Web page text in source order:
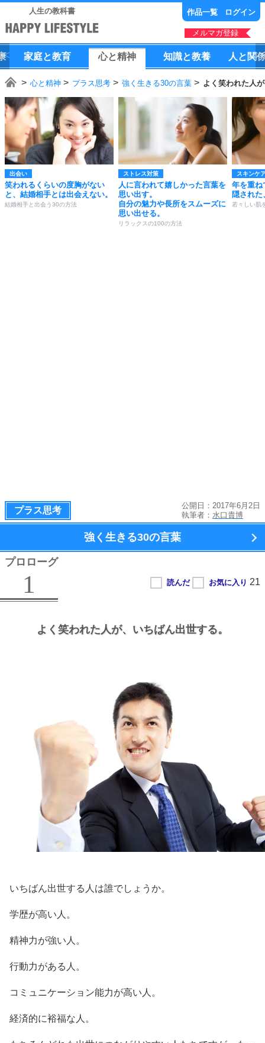
人生の教科書 作品一覧 ログイン
メルマガ登録
家庭と教育 心と精神 知識と教養 人 と 関
心と精神 プラス思考 強く生きる30の言葉 よく笑われた人
出会い
笑われるくらいの度胸がない
と、結婚相手とは出会えない。
結婚相手と出会う30の方法
ストレス対策
人に言われて嬉しかった言葉を
思い出す。
自分の魅力や長所をスムーズに
思い出せる。
リラックスの100の方法
スキンケ
年を重ね
隠され
若々しい肌
プラス思考
公開日：2017年6月2日
執筆者： 水口貴博
強く生きる30の言葉
プロローグ
1
よく笑われた人が、 いちばん出世する。
いちばん出世する人は誰でしょうか。
学歴が高い人。
精神力が強い人。
行動力がある人。
コミュニケーション能力が高い人。
経済的に裕福な人。